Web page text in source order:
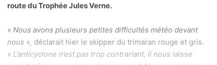
route du Trophée Jules Verne.
« Nous avons plusieurs petites difficultés météo devant
nous », déclarait hier le skipper du trimaran rouge et gris.
« L’anticyclone n’est pas trop contrariant, il nous laisse